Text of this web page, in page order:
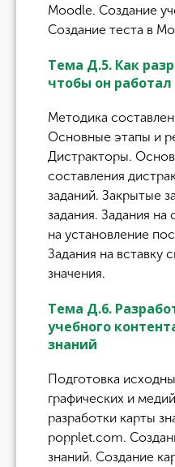
Moodle. Создание
Создание теста в
Тема Д.5. Как
чтобы он работал
Методика
Основные этапы и
Дистракторы.
составления
заданий. Закрытые
задания. Задания на
на установление
Задания на вставку
значения.
Тема Д.6.
учебного
знаний
Подготовка
графических и
разработки карты
popplet.com.
знаний. Создание